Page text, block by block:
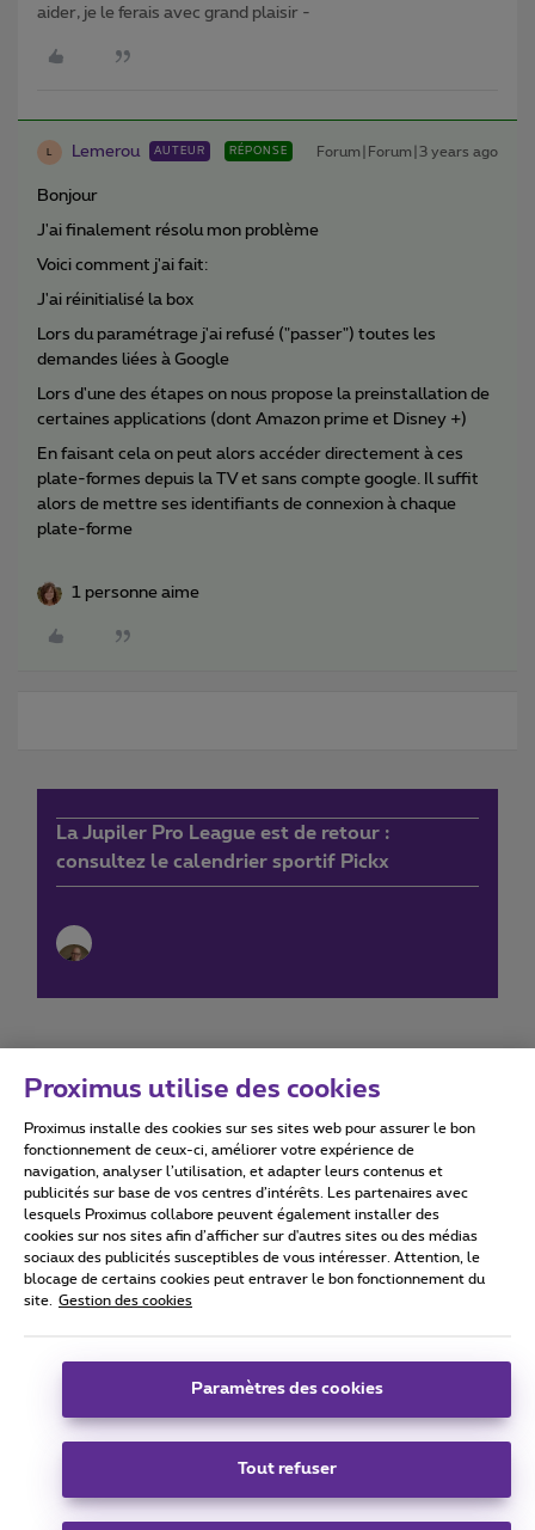
aider, je le ferais avec grand plaisir -
Lemerou AUTEUR RÉPONSE Forum|Forum|3 years ago
Bonjour
J'ai finalement résolu mon problème
Voici comment j'ai fait:
J'ai réinitialisé la box
Lors du paramétrage j'ai refusé ("passer") toutes les
demandes liées à Google
Lors d'une des étapes on nous propose la preinstallation de
certaines applications (dont Amazon prime et Disney +)
En faisant cela on peut alors accéder directement à ces
plate-formes depuis la TV et sans compte google. Il suffit
alors de mettre ses identifiants de connexion à chaque
plate-forme
1 personne aime
La Jupiler Pro League est de retour :
consultez le calendrier sportif Pickx
Conditions d'utilisation Accessibility statement
Tous droits réservés. © 2026 Proximus
Conditions générales, info consommateur
Coordonnées de l’entreprise
Boulevard du Roi Albert II 27 - B-1030 Bruxelles.
Carrier & Wholesale Solutions
Proximus utilise des cookies
Proximus installe des cookies sur ses sites web pour assurer le bon
fonctionnement de ceux-ci, améliorer votre expérience de
navigation, analyser l’utilisation, et adapter leurs contenus et
publicités sur base de vos centres d’intérêts. Les partenaires avec
lesquels Proximus collabore peuvent également installer des
cookies sur nos sites afin d’afficher sur d'autres sites ou des médias
sociaux des publicités susceptibles de vous intéresser. Attention, le
blocage de certains cookies peut entraver le bon fonctionnement du
site.
Gestion des cookies
Paramètres des cookies
Tout refuser